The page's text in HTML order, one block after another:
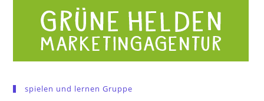
spielen und lernen Gruppe